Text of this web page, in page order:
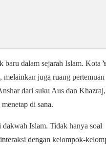
baru dalam sejarah Islam. Kota
juga ruang pertemuan
dari suku Aus dan Khazraj,
di sana.
dakwah Islam. Tidak hanya soal
dengan kelompok-